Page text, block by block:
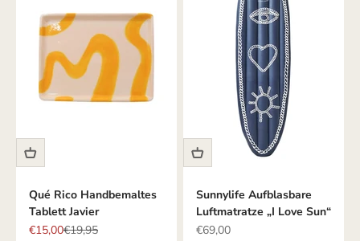
Qué Rico Handbemaltes
Tablett Javier
Angebot
€15,00Regulärer Preis
€19,95
Sunnylife Aufblasbare
Luftmatratze „I Love Sun“
Angebot
€69,00